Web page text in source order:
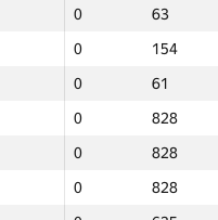
0
63
0
154
0
61
0
828
0
828
0
828
0
63
0
154
0
61
0
828
0
828
0
828